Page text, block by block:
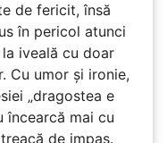
de fericit, însă
în pericol atunci
iveală cu doar
Cu umor și ironie,
„dragostea e
încearcă mai cu
de impas.